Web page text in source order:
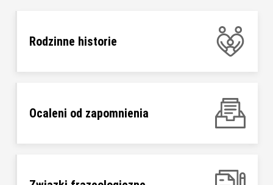
Rodzinne historie
Ocaleni od zapomnienia